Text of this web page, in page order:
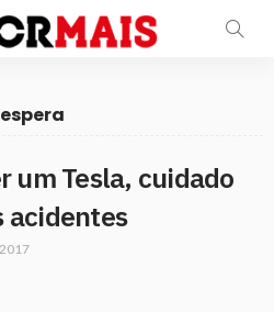
um Tesla, cuidado
acidentes